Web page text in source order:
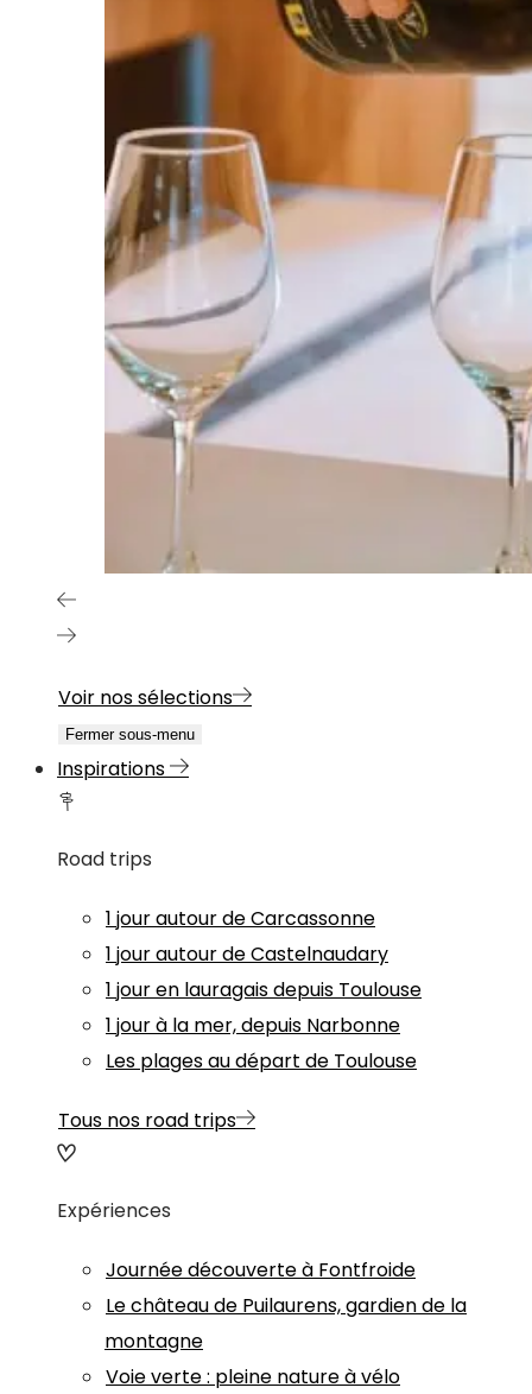
Voir nos sélections
Fermer sous-menu
Inspirations
Road trips
1 jour autour de Carcassonne
1 jour autour de Castelnaudary
1 jour en lauragais depuis Toulouse
1 jour à la mer, depuis Narbonne
Les plages au départ de Toulouse
Tous nos road trips
Expériences
Journée découverte à Fontfroide
Le château de Puilaurens, gardien de la
montagne
Voie verte : pleine nature à vélo